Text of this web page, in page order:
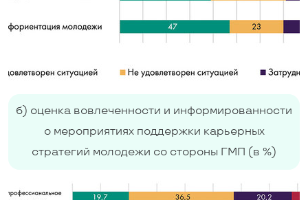
б) оценка вовлеченности и информированности
о мероприятиях поддержки карьерных
стратегий молодежи со стороны ГМП (в %)